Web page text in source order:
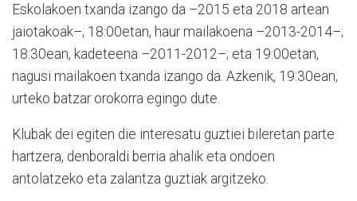
Eskolakoen txanda izango da –2015 eta 2018 artean
jaiotakoak–; 18:00etan, haur mailakoena –2013-2014–;
18:30ean, kadeteena –2011-2012–; eta 19:00etan,
nagusi mailakoen txanda izango da. Azkenik, 19:30ean,
urteko batzar orokorra egingo dute.
Klubak dei egiten die interesatu guztiei bileretan parte
hartzera, denboraldi berria ahalik eta ondoen
antolatzeko eta zalantza guztiak argitzeko.